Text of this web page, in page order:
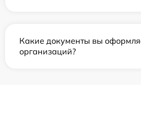
Какие документы вы
организаций?